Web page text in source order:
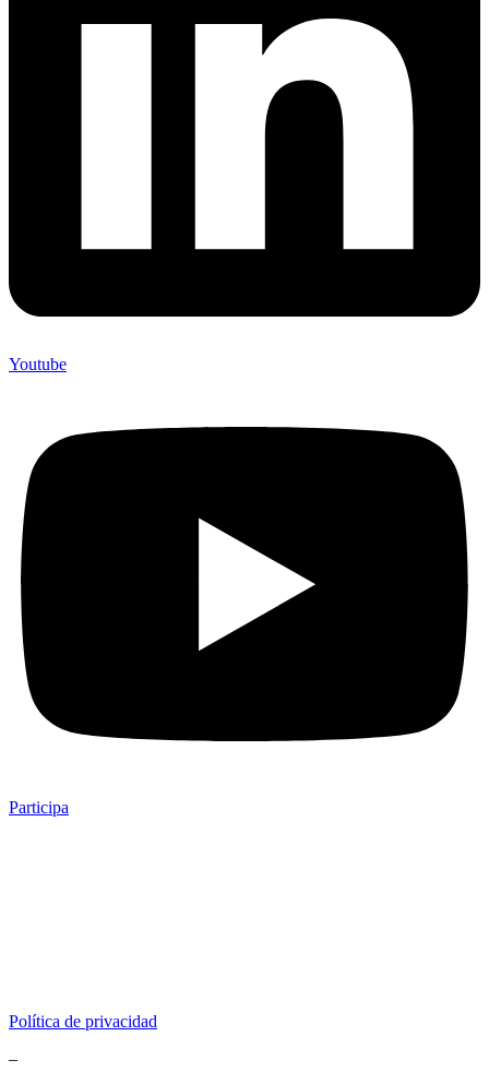
Youtube
Participa
Política de privacidad
–